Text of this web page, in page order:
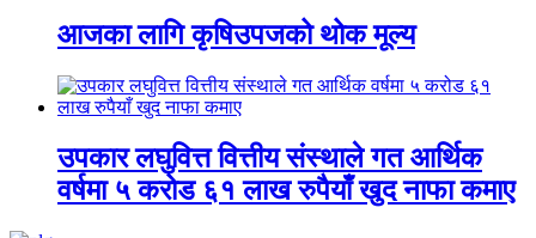
आजका लागि कृषिउपजको थोक मूल्य
उपकार लघुवित्त वित्तीय संस्थाले गत आर्थिक
वर्षमा ५ करोड ६१ लाख रुपैयाँ खुद नाफा कमाए